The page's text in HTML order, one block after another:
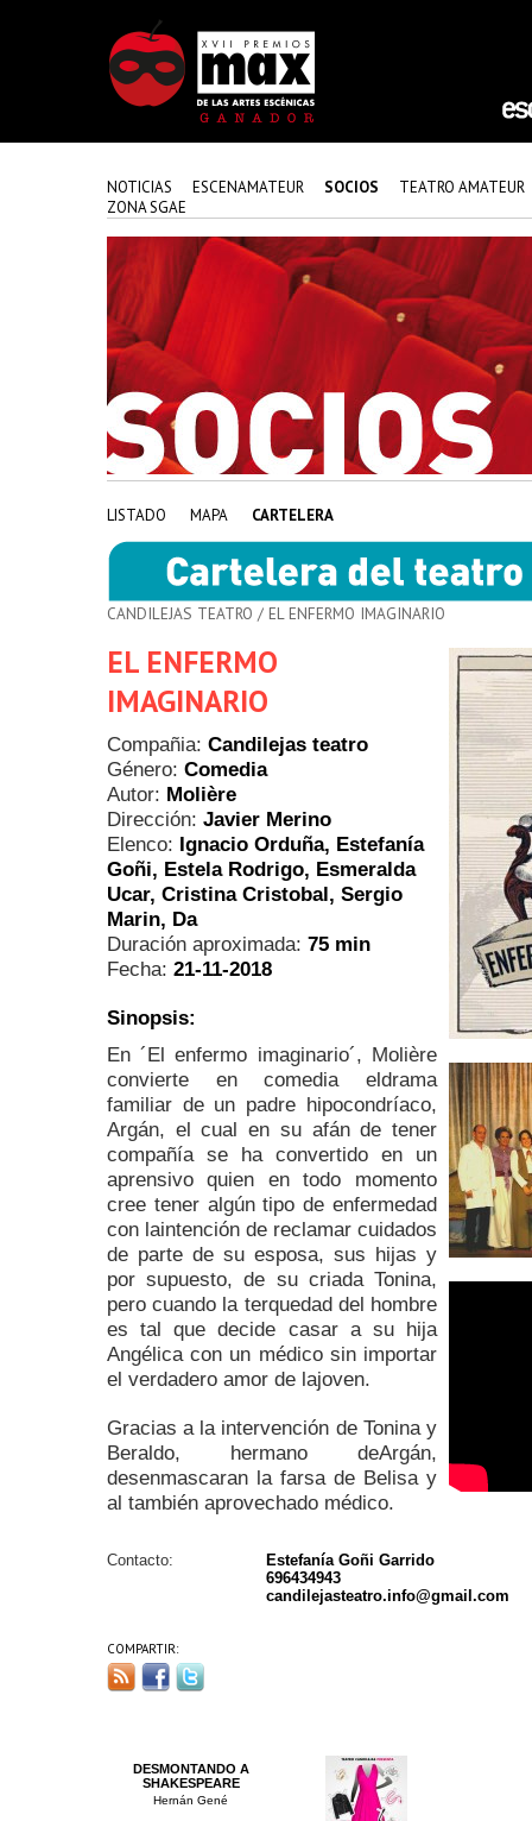
NOTICIAS ESCENAMATEUR SOCIOS
TEATRO AMATEUR
ZONA SGAE
LISTADO MAPA CARTELERA
CANDILEJAS TEATRO / EL ENFERMO IMAGINARIO
EL ENFERMO
IMAGINARIO
Compañia: Candilejas teatro
Género: Comedia
Autor: Molière
Dirección: Javier Merino
Elenco: Ignacio Orduña, Estefanía
Goñi, Estela Rodrigo, Esmeralda
Ucar, Cristina Cristobal, Sergio
Marin, Da
Duración aproximada: 75 min
Fecha: 21-11-2018
Sinopsis:
En ´El enfermo imaginario´, Molière
convierte en comedia eldrama
familiar de un padre hipocondríaco,
Argán, el cual en su afán de tener
compañía se ha convertido en un
aprensivo quien en todo momento
cree tener algún tipo de enfermedad
con laintención de reclamar cuidados
de parte de su esposa, sus hijas y
por supuesto, de su criada Tonina,
pero cuando la terquedad del hombre
es tal que decide casar a su hija
Angélica con un médico sin importar
el verdadero amor de lajoven.
Gracias a la intervención de Tonina y
Beraldo, hermano deArgán,
desenmascaran la farsa de Belisa y
al también aprovechado médico.
Contacto:
Estefanía Goñi Garrido
696434943
candilejasteatro.info@gmail.com
COMPARTIR:
DESMONTANDO A
SHAKESPEARE
Hernán Gené